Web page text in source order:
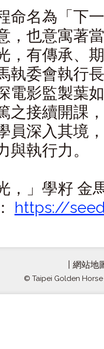
命名為「下
，也意寓著
，有傳承、
執委會執行
電影監製葉
之接續開課
員深入其境
與執行力。
，」學籽 金
https://
網站地
© Taipei Golden